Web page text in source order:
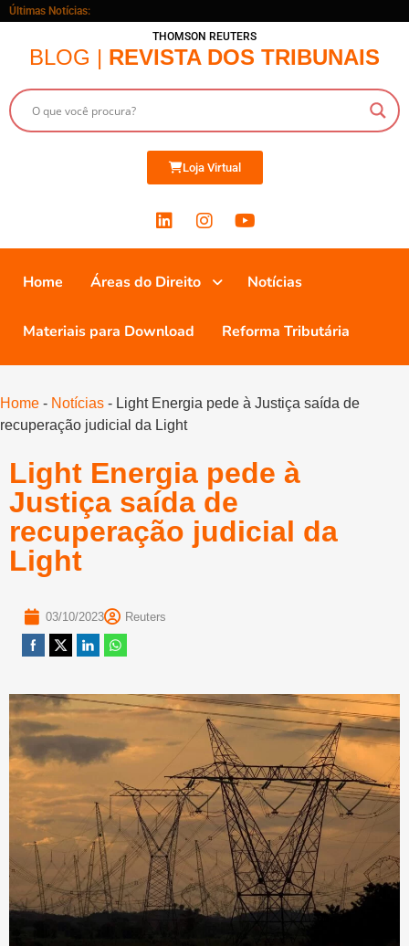
Últimas Notícias:
THOMSON REUTERS
BLOG | REVISTA DOS TRIBUNAIS
Loja Virtual
Home Áreas do Direito Notícias
Materiais para Download Reforma Tributária
Home - Notícias - Light Energia pede à Justiça saída de
recuperação judicial da Light
Light Energia pede à
Justiça saída de
recuperação judicial da
Light
03/10/2023 Reuters